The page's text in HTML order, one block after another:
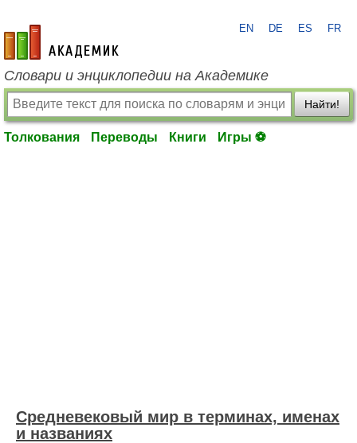
academic.ru
EN DE ES FR
Словари и энциклопедии на Академике
Найти!
Толкования Переводы Книги Игры ⚽
Средневековый мир в терминах, именах
и названиях